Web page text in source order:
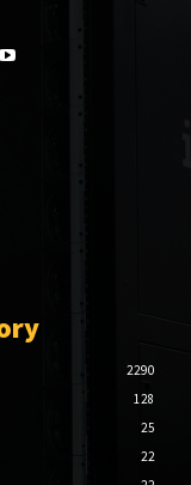
2290
128
25
22